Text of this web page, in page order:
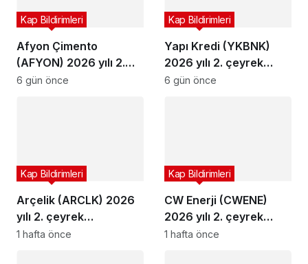
Afyon Çimento
(AFYON) 2026 yılı 2.
çeyrek bilançosunu
Kap Bildirimleri
6 gün önce
Yapı Kredi (YKBNK)
2026 yılı 2. çeyrek
bilançosunu açıkladı
Kap Bildirimleri
6 gün önce
Arçelik (ARCLK) 2026
yılı 2. çeyrek
bilançosunu açıkladı
Kap Bildirimleri
1 hafta önce
CW Enerji (CWENE)
2026 yılı 2. çeyrek
bilançosunu açıkladı
Kap Bildirimleri
1 hafta önce